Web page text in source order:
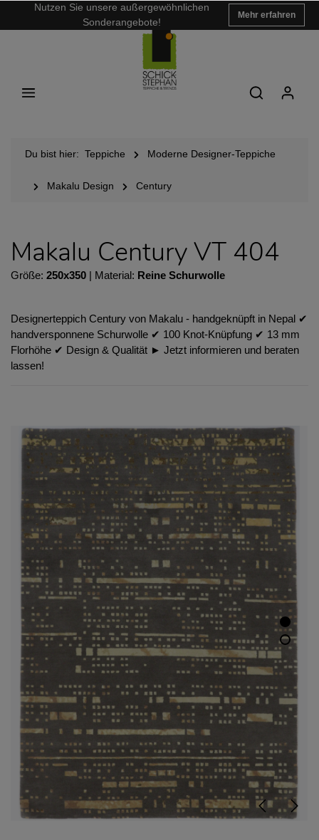
Nutzen Sie unsere außergewöhnlichen
Sonderangebote!
Mehr erfahren
Du bist hier: Teppiche Moderne Designer-Teppiche
Makalu Design Century
Makalu Century VT 404
Größe: 250x350 | Material: Reine Schurwolle
Designerteppich Century von Makalu - handgeknüpft in Nepal ✔︎
handversponnene Schurwolle ✔︎ 100 Knot-Knüpfung ✔︎ 13 mm
Florhöhe ✔︎ Design & Qualität ► Jetzt informieren und beraten
lassen!